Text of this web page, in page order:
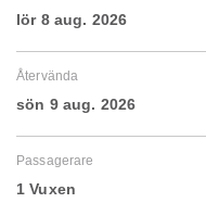
lör 8 aug. 2026
Återvända
sön 9 aug. 2026
Passagerare
1 Vuxen